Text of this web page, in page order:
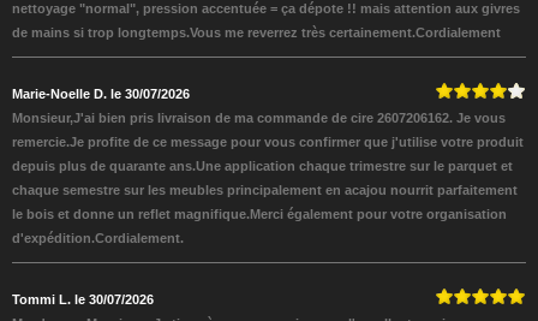
nettoyage "normal", pression accentuée = ça dépote !! mais attention aux givres
de mains si trop longtemps.Vous me reverrez très certainement.Cordialement
Marie-Noelle D. le 30/07/2026
Monsieur,J'ai bien pris livraison de ma commande de cire 2607206162. Je vous
remercie.Je profite de ce message pour vous confirmer que j'utilise votre produit
depuis plus de quarante ans.Une application chaque trimestre sur le parquet et
chaque semestre sur les meubles principalement en acajou nourrit parfaitement
le bois et donne un reflet magnifique.Merci également pour votre organisation
d'expédition.Cordialement.
Tommi L. le 30/07/2026